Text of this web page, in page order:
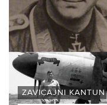
ZAVIČAJNI KANTUN